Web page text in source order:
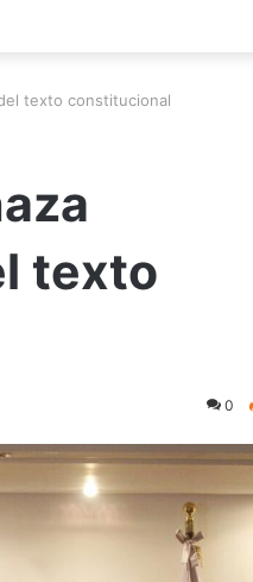
texto constitucional
texto
0